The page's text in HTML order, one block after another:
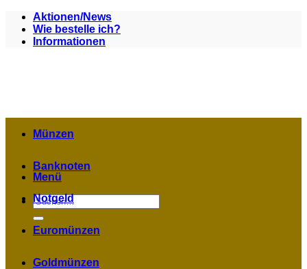
Zum
Inhalt
springen
Aktionen/News
Wie bestelle ich?
Informationen
Menü
Suchen
nach:
Münzen
Banknoten
Notgeld
Euromünzen
Goldmünzen